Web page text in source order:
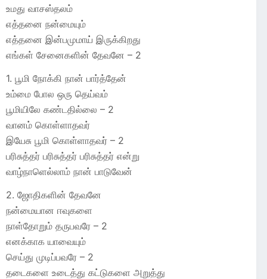
உமது வாசஸ்தலம்
எத்தனை நன்மையும்
எத்தனை இன்பமுமாய் இருக்கிறது
எங்கள் சேனைகளின் தேவனே – 2
1. பூமி நோக்கி நான் பார்த்தேன்
உம்மை போல ஒரு தெய்வம்
பூமியிலே கண்டதில்லை – 2
வானம் கொள்ளாதவர்
இயேசு பூமி கொள்ளாதவர் – 2
பரிசுத்தர் பரிசுத்தர் பரிசுத்தர் என்று
வாழ்நாளெல்லாம் நான் பாடுவேன்
2. ஜோதிகளின் தேவனே
நன்மையான ஈவுகளை
நாள்தோறும் தருபவரே – 2
எனக்காக யாவையும்
செய்து முடிப்பவரே – 2
தடைகளை உடைத்து கட்டுகளை அறுத்து